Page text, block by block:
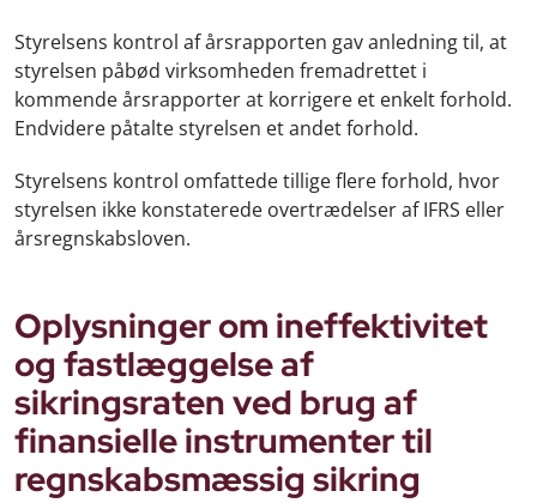
Styrelsens kontrol af årsrapporten gav anledning til, at
styrelsen påbød virksomheden fremadrettet i
kommende årsrapporter at korrigere et enkelt forhold.
Endvidere påtalte styrelsen et andet forhold.
Styrelsens kontrol omfattede tillige flere forhold, hvor
styrelsen ikke konstaterede overtrædelser af IFRS eller
årsregnskabsloven.
Oplysninger om ineffektivitet
og fastlæggelse af
sikringsraten ved brug af
finansielle instrumenter til
regnskabsmæssig sikring